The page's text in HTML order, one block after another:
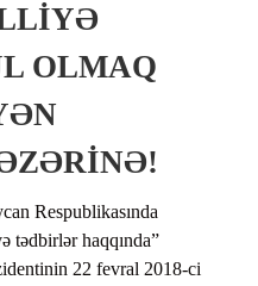
OLMAQ
Respublikasında
tədbirlər haqqında”
22 fevral 2018-ci